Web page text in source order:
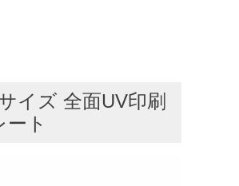
イズ 全面UV印刷
ト